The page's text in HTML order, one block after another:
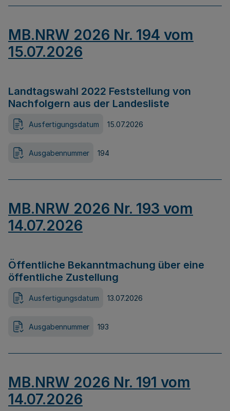
MB.NRW 2026 Nr. 194 vom
15.07.2026
Landtagswahl 2022 Feststellung von
Nachfolgern aus der Landesliste
Ausfertigungsdatum 15.07.2026
Ausgabennummer 194
MB.NRW 2026 Nr. 193 vom
14.07.2026
Öffentliche Bekanntmachung über eine
öffentliche Zustellung
Ausfertigungsdatum 13.07.2026
Ausgabennummer 193
MB.NRW 2026 Nr. 191 vom
14.07.2026